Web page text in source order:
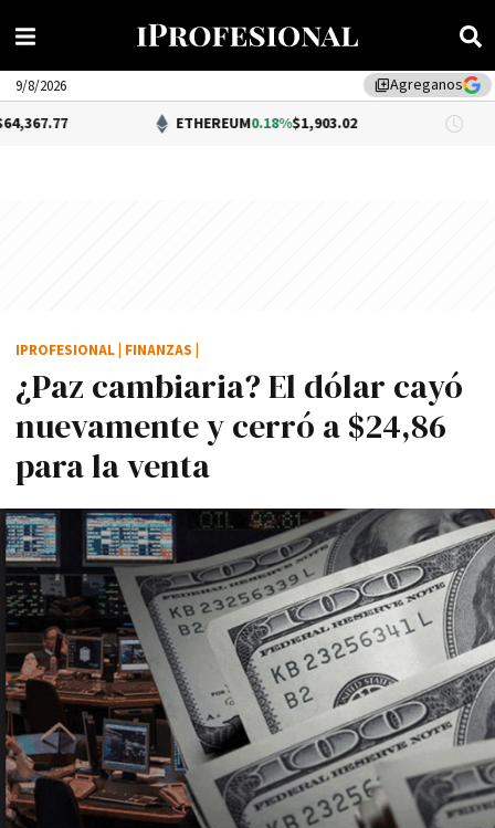
library_addAgreganos
9/8/2026
ETHEREUM0.18%$1,903.02
¿Paz cambiaria? El dólar cayó
nuevamente y cerró a $24,86
para la venta
IPROFESIONAL FINANZAS